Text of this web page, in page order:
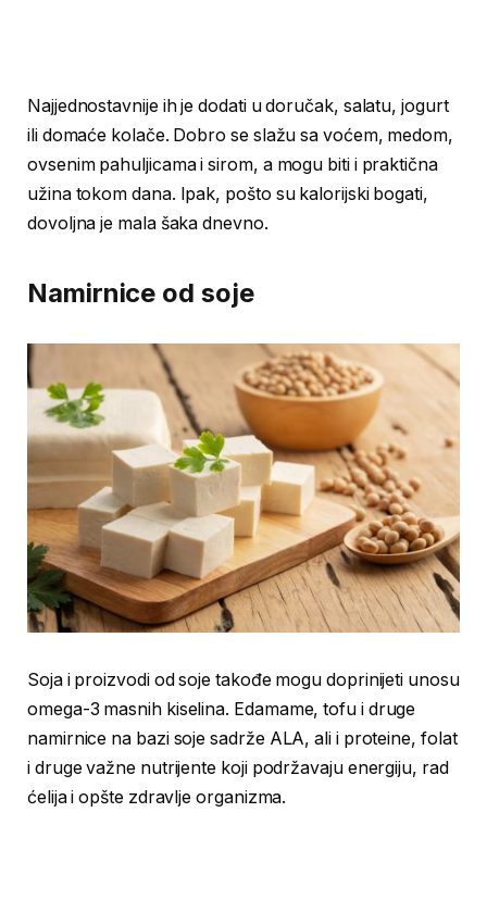
Najjednostavnije ih je dodati u doručak, salatu, jogurt
ili domaće kolače. Dobro se slažu sa voćem, medom,
ovsenim pahuljicama i sirom, a mogu biti i praktična
užina tokom dana. Ipak, pošto su kalorijski bogati,
dovoljna je mala šaka dnevno.
Namirnice od soje
Soja i proizvodi od soje takođe mogu doprinijeti unosu
omega-3 masnih kiselina. Edamame, tofu i druge
namirnice na bazi soje sadrže ALA, ali i proteine, folat
i druge važne nutrijente koji podržavaju energiju, rad
ćelija i opšte zdravlje organizma.